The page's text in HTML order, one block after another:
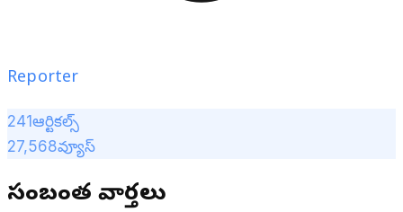
Reporter
241ఆర్టికల్స్
27,568వ్యూస్
సంబంధిత వార్తలు